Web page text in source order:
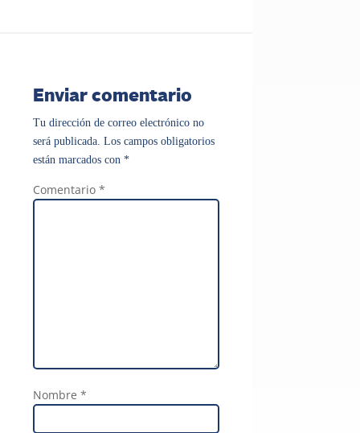
Enviar comentario
Tu dirección de correo electrónico no
será publicada. Los campos obligatorios
están marcados con *
Comentario *
Nombre *